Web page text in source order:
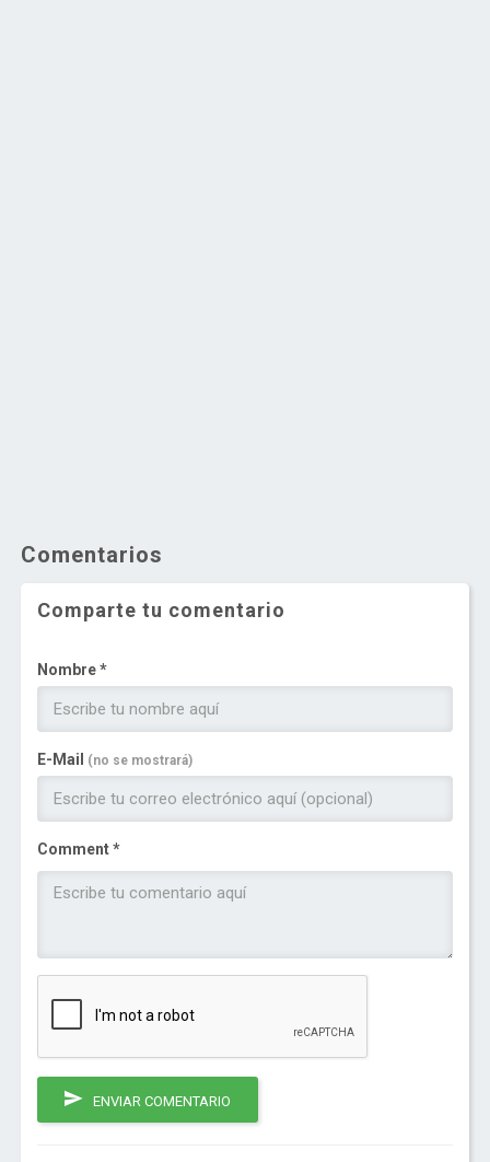
Comentarios
Comparte tu comentario
Nombre *
E-Mail (no se mostrará)
Comment *
ENVIAR COMENTARIO